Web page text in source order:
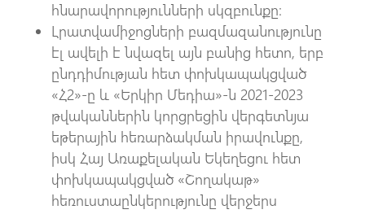
հնարավորությունների սկզբունքը։
Լրատվամիջոցների բազմազանությունը
էլ ավելի է նվազել այն բանից հետո, երբ
ընդդիմության հետ փոխկապակցված
«Հ2»-ը և «Երկիր Մեդիա»-ն 2021-2023
թվականներին կորցրեցին վերգետնյա
եթերային հեռարձակման իրավունքը,
իսկ Հայ Առաքելական Եկեղեցու հետ
փոխկապակցված «Շողակաթ»
հեռուստաընկերությունը վերջերս